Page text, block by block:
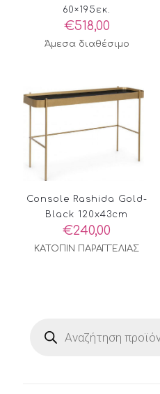
60×195εκ.
€518,00
Άμεσα διαθέσιμο
Console Rashida Gold-
Black 120x43cm
€240,00
ΚΑΤΟΠΙΝ ΠΑΡΑΓΓΕΛΙΑΣ
search